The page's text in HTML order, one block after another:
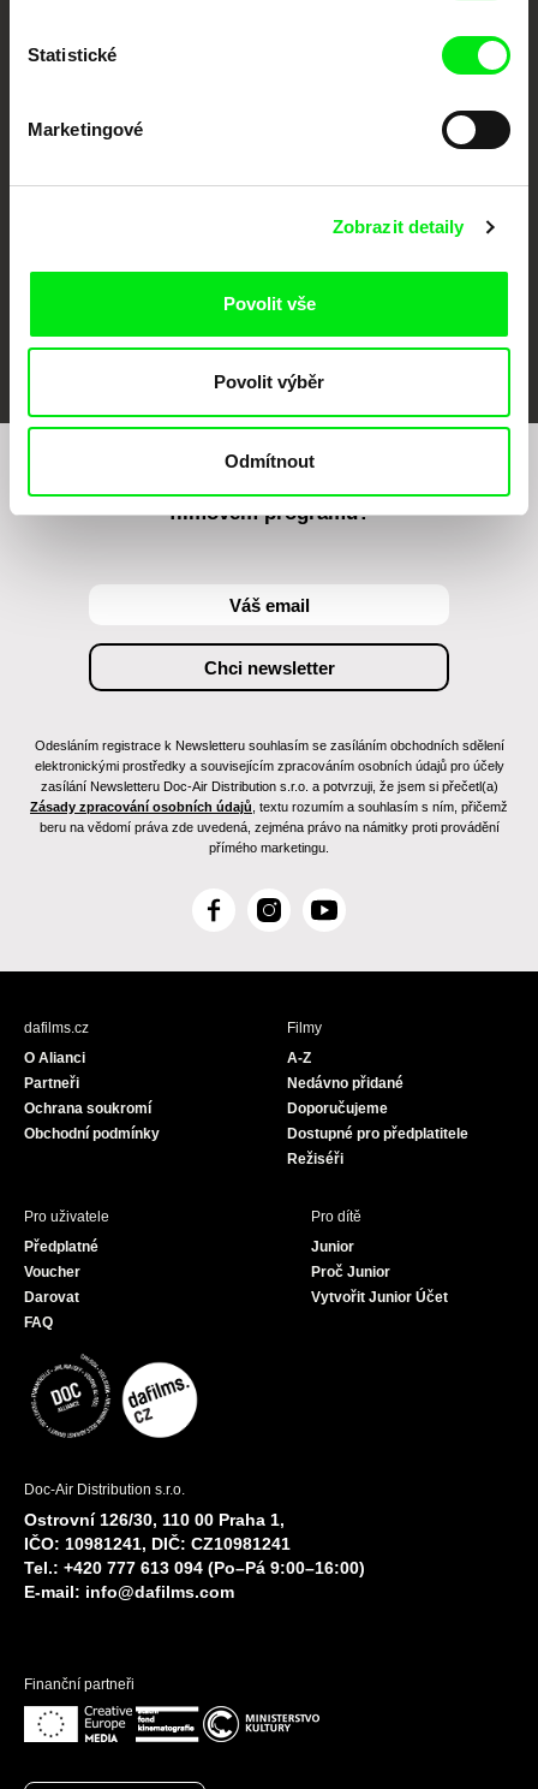
Statistické
Marketingové
Zobrazit detaily
Povolit vše
Povolit výběr
Odmítnout
FIDMarseille MFDF Ji.hlava Visions du Réel
filmovém programu?
Odesláním registrace k Newsletteru souhlasím se zasíláním obchodních sdělení
elektronickými prostředky a souvisejícím zpracováním osobních údajů pro účely
zasílání Newsletteru Doc-Air Distribution s.r.o. a potvrzuji, že jsem si přečetl(a)
Zásady zpracování osobních údajů , textu rozumím a souhlasím s ním, přičemž
beru na vědomí práva zde uvedená, zejména právo na námitky proti provádění
přímého marketingu.
F
c
I
s
Y
u
dafilms.cz
O Alianci
Partneři
Ochrana soukromí
Obchodní podmínky
Filmy
A-Z
Nedávno přidané
Doporučujeme
Dostupné pro předplatitele
Režiséři
Pro uživatele
Předplatné
Voucher
Darovat
FAQ
Pro dítě
Junior
Proč Junior
Vytvořit Junior Účet
Doc-Air Distribution s.r.o.
Ostrovní 126/30, 110 00 Praha 1,
IČO: 10981241, DIČ: CZ10981241
Tel.: +420 777 613 094 (Po–Pá 9:00–16:00)
E-mail: info@dafilms.com
Finanční partneři